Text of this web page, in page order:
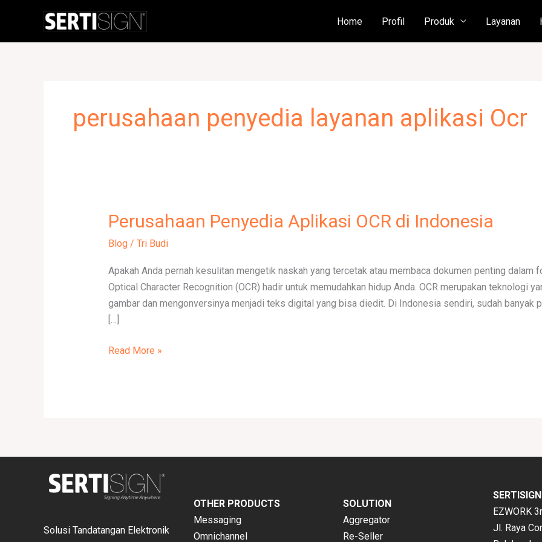
content
Home Profil Produk Layanan
perusahaan penyedia layanan aplikasi Ocr
Perusahaan Penyedia Aplikasi OCR di Indonesia
Blog/ Tri Budi
Apakah Anda pernah kesulitan mengetik naskah yang tercetak atau membaca dokumen penting dalam
Optical Character Recognition (OCR) hadir untuk memudahkan hidup Anda. OCR merupakan teknologi
gambar dan mengonversinya menjadi teks digital yang bisa diedit. Di Indonesia sendiri, sudah banyak
Perusahaan
Aplikasi
OCR
di
Indonesia
Read More »
Solusi Tandatangan Elektronik
OTHER PRODUCTS
Messaging
Omnichannel
SOLUTION
Aggregator
Re-Seller
SERTISIGN
EZWORK
Jl. Raya